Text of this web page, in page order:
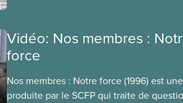
Vidéo: Nos membres :
force
Nos membres : Notre force (1996) est
produite par le SCFP qui traite de